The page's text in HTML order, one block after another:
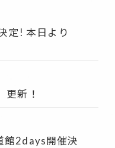
定! 本日より
更新！
館2days開催決